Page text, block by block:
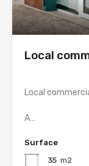
Local
Local
A…
Surface
35 m2